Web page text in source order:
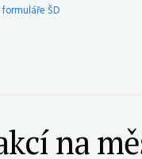
ŠD
na